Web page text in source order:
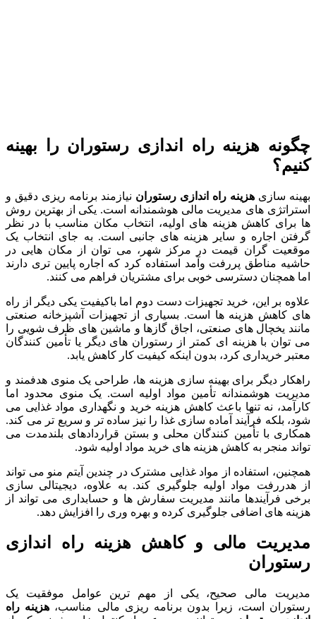
چگونه هزینه راه اندازی رستوران را بهینه
کنیم؟
بهینه سازی هزینه راه اندازی رستوران نیازمند برنامه ریزی دقیق و
استراتژی های مدیریت مالی هوشمندانه است. یکی از بهترین روش
ها برای کاهش هزینه های اولیه، انتخاب مکان مناسب با در نظر
گرفتن اجاره و سایر هزینه های جانبی است. به جای انتخاب یک
موقعیت گران قیمت در مرکز شهر، می توان از مکان هایی در
حاشیه مناطق پررفت وآمد استفاده کرد که اجاره پایین تری دارند
اما همچنان دسترسی خوبی برای مشتریان فراهم می کنند.
علاوه بر این، خرید تجهیزات دست دوم اما باکیفیت یکی دیگر از راه
های کاهش هزینه ها است. بسیاری از تجهیزات آشپزخانه صنعتی
مانند یخچال های صنعتی، اجاق گازها و ماشین های ظرف شویی را
می توان با هزینه ای کمتر از رستوران های دیگر یا تأمین کنندگان
معتبر خریداری کرد، بدون اینکه کیفیت کار کاهش یابد.
راهکار دیگر برای بهینه سازی هزینه ها، طراحی یک منوی هدفمند و
مدیریت هوشمندانه تأمین مواد اولیه است. یک منوی محدود اما
کارآمد، نه تنها باعث کاهش هزینه خرید و نگهداری مواد غذایی می
شود، بلکه فرآیند آماده سازی غذا را نیز ساده تر و سریع تر می کند.
همکاری با تأمین کنندگان محلی و بستن قراردادهای بلندمدت می
تواند منجر به کاهش هزینه های خرید مواد اولیه شود.
همچنین، استفاده از مواد غذایی مشترک در چندین آیتم منو می تواند
از هدررفت مواد اولیه جلوگیری کند. به علاوه، دیجیتالی سازی
برخی فرآیندها مانند مدیریت سفارش ها و حسابداری می تواند از
هزینه های اضافی جلوگیری کرده و بهره وری را افزایش دهد.
مدیریت مالی و کاهش هزینه راه اندازی
رستوران
مدیریت مالی صحیح، یکی از مهم ترین عوامل موفقیت یک
رستوران است، زیرا بدون برنامه ریزی مالی مناسب، هزینه راه